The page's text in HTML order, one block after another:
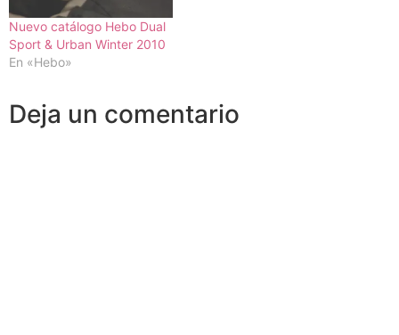
Nuevo catálogo Hebo Dual
Sport & Urban Winter 2010
En «Hebo»
Deja un comentario